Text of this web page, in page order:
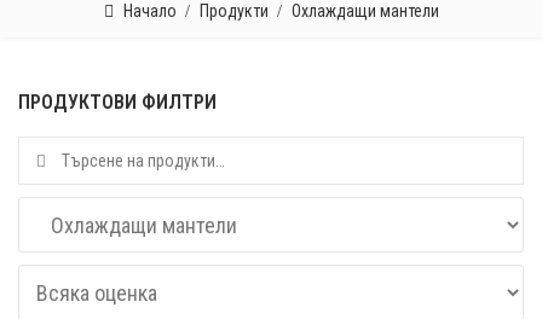
Начало Продукти Охлаждащи мантели
ПРОДУКТОВИ ФИЛТРИ
Търсене за: